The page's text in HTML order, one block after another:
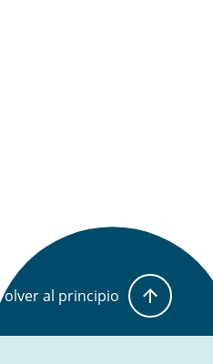
Volver al principio